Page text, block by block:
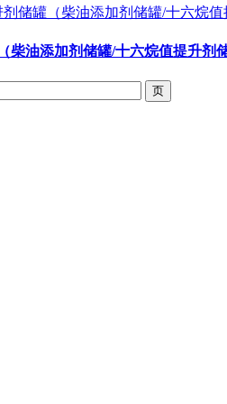
柴油添加剂储罐/十六烷值提升剂